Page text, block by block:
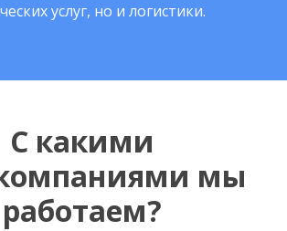
услуг, но и логистики.
С какими
мы
работаем?